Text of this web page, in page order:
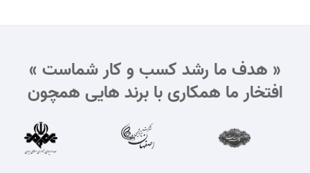
« هدف ما رشد کسب و کار شماست »
افتخار ما همکاری با برند هایی همچون